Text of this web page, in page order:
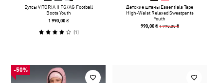
Бутсы VITORIA II FG/AG Football
Boots Youth
1 990,00 ₴
(1)
Детские штаны Essentials Tape
High-Waist Relaxed Sweatpants
Youth
990,00 ₴ 1 990,00 ₴
-50%